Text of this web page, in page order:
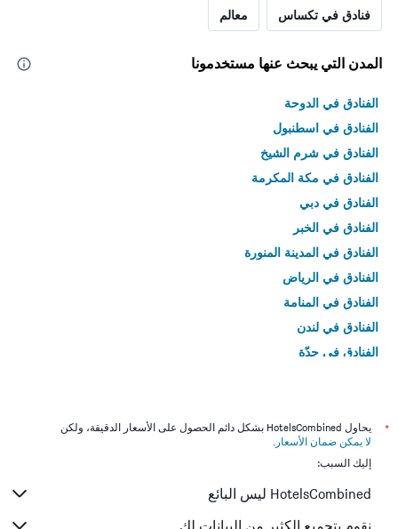
فنادق في تكساس معالم
المدن التي يبحث عنها مستخدمونا
الفنادق في الدوحة
الفنادق في اسطنبول
الفنادق في شرم الشيخ
الفنادق في مكة المكرمة
الفنادق في دبي
الفنادق في الخبر
الفنادق في المدينة المنورة
الفنادق في الرياض
الفنادق في المنامة
الفنادق في لندن
الفنادق في جدّة
*
يحاول HotelsCombined بشكل دائم الحصول على الأسعار الدقيقة، ولكن
لا يمكن ضمان الأسعار .
إليك السبب:
HotelsCombined ليس البائع
نقوم بتجميع الكثير من البيانات لك